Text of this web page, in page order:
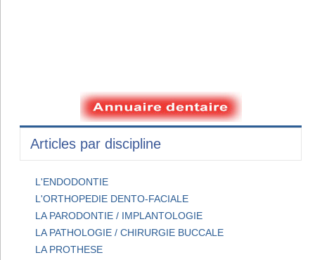
Articles par discipline
L'ENDODONTIE
L'ORTHOPEDIE DENTO-FACIALE
LA PARODONTIE / IMPLANTOLOGIE
LA PATHOLOGIE / CHIRURGIE BUCCALE
LA PROTHESE